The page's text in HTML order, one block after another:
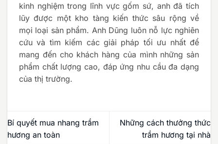
kinh nghiệm trong lĩnh vực gốm sứ, anh đã tích
lũy được một kho tàng kiến thức sâu rộng về
mọi loại sản phẩm. Anh Dũng luôn nỗ lực nghiên
cứu và tìm kiếm các giải pháp tối ưu nhất để
mang đến cho khách hàng của mình những sản
phẩm chất lượng cao, đáp ứng nhu cầu đa dạng
của thị trường.
Bí quyết mua nhang trầm
hương an toàn
Những cách thưởng thức
trầm hương tại nhà